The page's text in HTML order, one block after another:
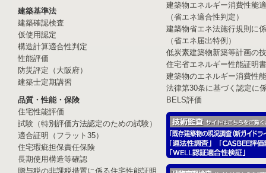
建築基準法
建築確認検査
仮使用認定
構造計算適合性判定
性能評価
防災評定（大阪府）
建築士定期講習
品質・性能・保険
住宅性能評価
試験（特別評価方法認定のための試験）
適合証明（フラット35）
住宅瑕疵担保責任保険
長期使用構造等確認
贈与税の非課税措置に係る住宅性能証明
建築物エネルギー消費性能
（省エネ適合性判定）
建築物省エネ法施行規則に
（省エネ届出特例）
低炭素建築物新築等計画の
住宅省エネルギー性能証明
建築物のエネルギー消費性
法律第30条に基づく認定に
BELS評価